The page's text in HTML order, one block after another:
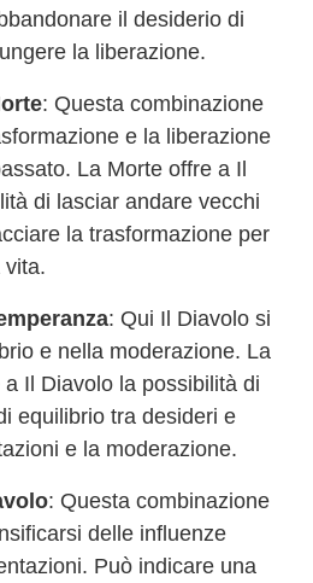
il desiderio di
la liberazione.
: Questa combinazione
e la liberazione
La Morte offre a Il
di lasciar andare vecchi
la trasformazione per
vita.
: Qui Il Diavolo si
e nella moderazione. La
Il Diavolo la possibilità di
equilibrio tra desideri e
e la moderazione.
: Questa combinazione
delle influenze
Può indicare una